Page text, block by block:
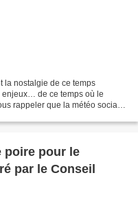
la nostalgie de ce temps
enjeux… de ce temps où le
rappeler que la météo sociale
par le Conseil